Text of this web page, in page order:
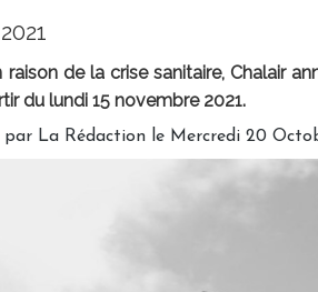
de la crise sanitaire, Chalair
du lundi 15 novembre 2021.
par La Rédaction le Mercredi 20